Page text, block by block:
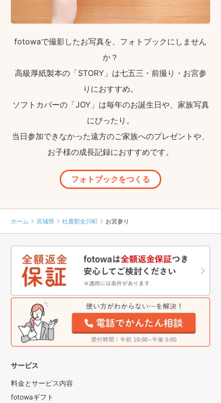
fotowaで撮影したお写真を、フォトブックにしません
か？
高級厚紙製本の「STORY」は七五三・前撮り・お宮参
りにおすすめ。
ソフトカバーの「JOY」は毎年のお誕生日や、家族写真
にぴったり。
当日参加できなかった遠方のご家族へのプレゼントや、
お子様の成長記録におすすめです。
フォトブックをつくる
ホーム 宮城県 牡鹿郡女川町 お宮参り
サービス
料金とサービス内容
fotowaギフト